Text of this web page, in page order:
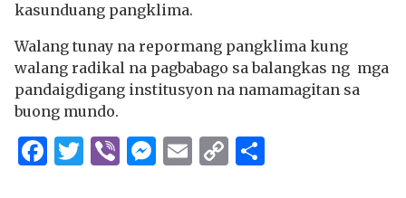
kasunduang pangklima.
Walang tunay na repormang pangklima kung
walang radikal na pagbabago sa balangkas ng mga
pandaigdigang institusyon na namamagitan sa
buong mundo.
Facebook
Twitter
ViberMessenger
Email
Copy